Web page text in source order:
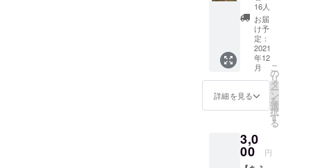
リーズ
に加わ
りまし
た。こ
ちらも
皆様の
ご自宅
で、お
うち時
間や配
信ライ
供とし
てお楽
しみい
品ラベ
ルに消
費期限
表示あ
り） ※
スマー
トレ
の発送
を予定
りま
す。 ■
あうん
レジェ
ンドG落
書きを
モチー
フとし
たス
テッ
（W50
mm×H
うん堂
ありが
とうス
×H200
mm
(おおよ
その寸
法とな
りま
す） マ
フ
ラーー
色：紺
素材：
トバッ
グ
Part.2
※9/13追
加 函
館近郊
七飯町
の障が
い者就
業所
「なな
いろ
16人
お届
け予
定：
2021
年12
月
詳細を見る
こ
の
リ
タ
ー
ン
を
選
択
す
る
3,0
00 円